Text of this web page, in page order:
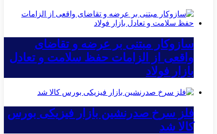
سازوکار مبتنی بر عرضه و تقاضای
واقعی از الزامات حفظ سلامت و تعادل
بازار فولاد
فلز سرخ صدرنشین بازار فیزیکی بورس
کالا شد